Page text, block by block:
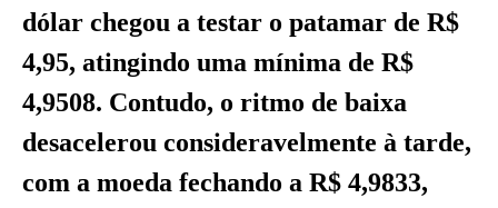
dólar chegou a testar o patamar de R$
4,95, atingindo uma mínima de R$
4,9508. Contudo, o ritmo de baixa
desacelerou consideravelmente à tarde,
com a moeda fechando a R$ 4,9833,